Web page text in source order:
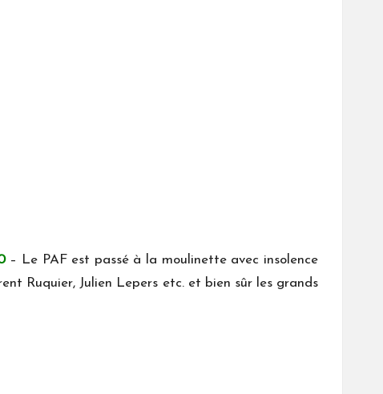
– Le PAF est passé à la moulinette avec insolence
Ruquier, Julien Lepers etc. et bien sûr les grands